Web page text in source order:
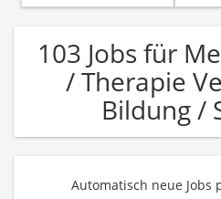
103 Jobs für
/ Therapie
Bildung /
Automatisch neue Jobs